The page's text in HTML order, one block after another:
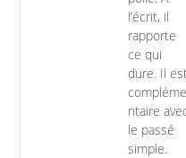
l’écrit, il
rapporte
ce qui
dure. Il
compléme
ntaire
le passé
simple.